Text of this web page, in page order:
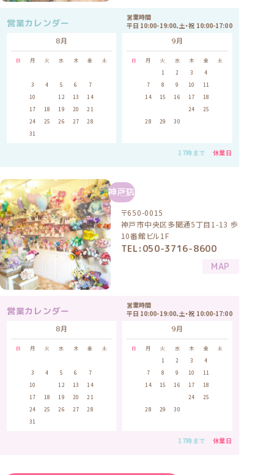
営業カレンダー
営業時間
平日 10:00-19:00、土・祝 10:00-17:00
8月
日 月 火 水 木 金
土
3 4 5 6 7
10 12 13 14
17 18 19 20 21
24 25 26 27 28
31
9月
日 月 火 水 木 金
土
1
2 3 4
7 8 9 10 11
14 15 16 17 18
24 25
28 29 30
17時まで 休業日
神戸店
〒650-0015
神戸市中央区多聞通5丁目1-13 歩
10番館ビル1F
TEL:050-3716-8600
MAP
営業カレンダー
営業時間
平日 10:00-19:00、土・祝 10:00-17:00
8月
日 月 火 水 木 金
土
3 4 5 6 7
10 12 13 14
17 18 19 20 21
24 25 26 27 28
31
9月
日 月 火 水 木 金
土
1
2 3 4
7 8 9 10 11
14 15 16 17 18
24 25
28 29 30
17時まで 休業日